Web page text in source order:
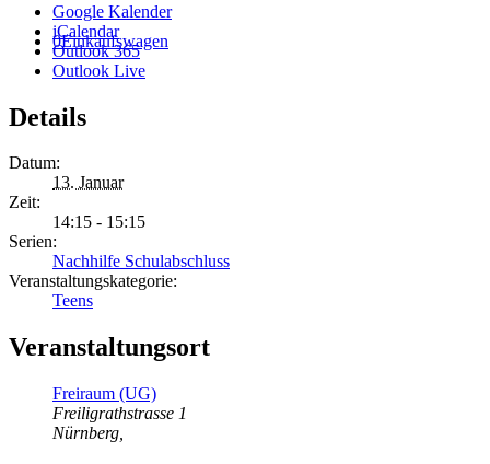
0Einkaufswagen
Google Kalender
iCalendar
Outlook 365
Outlook Live
Details
Datum:
13. Januar
Zeit:
14:15 - 15:15
Serien:
Nachhilfe Schulabschluss
Veranstaltungskategorie:
Teens
Veranstaltungsort
Freiraum (UG)
Freiligrathstrasse 1
Nürnberg